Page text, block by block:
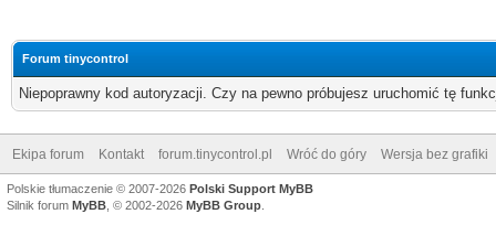
Forum tinycontrol
Niepoprawny kod autoryzacji. Czy na pewno próbujesz uruchomić tę
Ekipa forum Kontakt forum.tinycontrol.pl Wróć do góry Wersja bez grafiki
Polskie tłumaczenie © 2007-2026 Polski Support MyBB
Silnik forum MyBB , © 2002-2026 MyBB Group